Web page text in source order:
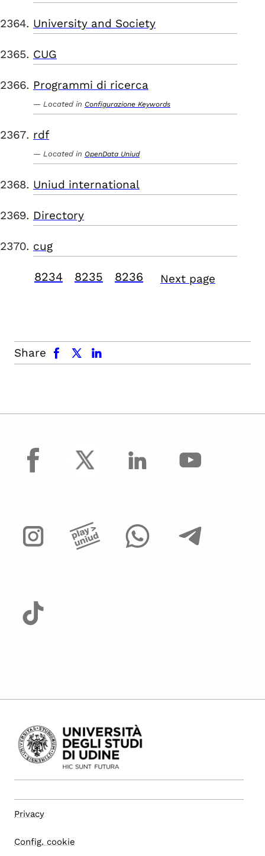
University and Society
CUG
Programmi di ricerca
Located in Configurazione Keywords
rdf
Located in OpenData Uniud
Uniud international
Directory
cug
8234 8235 8236 Next page
Share
facebook x.com linkedin
facebook
Privacy
Config. cookie